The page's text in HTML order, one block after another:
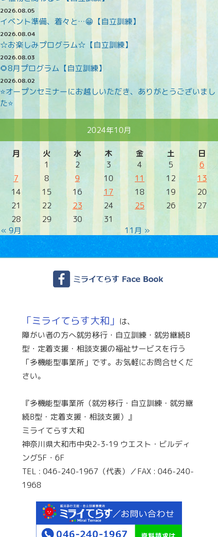
2026.08.05
イベント準備、着々と…😁【自立訓練】
2026.08.04
☆お楽しみプログラム☆【自立訓練】
2026.08.03
🌻8月プログラム【自立訓練】
2026.08.02
⭐オープンセミナーにお越しいただき、ありがとうございまし
た⭐
2024年10月
月 火 水 木 金 土 日
« 9月 11月 »
1 2 3 4 5
6
7
8 9 10 11 12
13
14
15 16 17 18 19
20
21
22 23 24 25 26
27
28
29 30 31
「ミライてらす大和」 は、
障がい者の方へ就労移行・自立訓練・就労継続B
型・定着支援・相談支援の福祉サービスを行う
「多機能型事業所」です。お気軽にお問合せくだ
さい。
『多機能型事業所（就労移行・自立訓練・就労継
続B型・定着支援・相談支援）』
ミライてらす大和
神奈川県大和市中央2-3-19 ウエスト・ビルディ
ング5F・6F
TEL : 046-240-1967（代表）／FAX : 046-240-
1968